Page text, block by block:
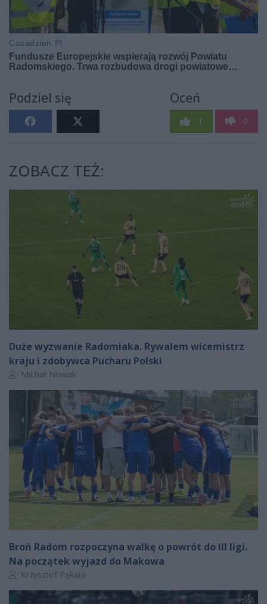
Podziel się Oceń
1 0
ZOBACZ TEŻ:
Duże wyzwanie Radomiaka. Rywalem wicemistrz
kraju i zdobywca Pucharu Polski
Autor artykułu:
Michał Nowak
Broń Radom rozpoczyna walkę o powrót do III ligi.
Na początek wyjazd do Makowa
Autor artykułu:
Krzysztof Pękała